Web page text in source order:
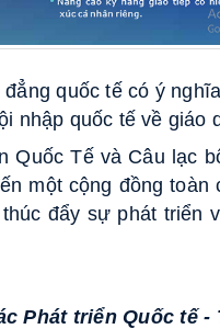
quốc tế có ý
nhập quốc tế về giáo
Quốc Tế và Câu lạc
một cộng đồng toàn
đẩy sự phát triển
Phát triển Quốc tế -